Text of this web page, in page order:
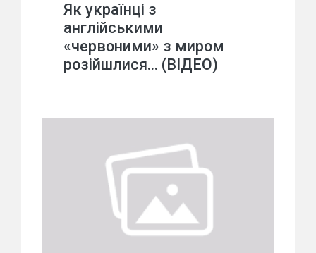
Як українці з
англійськими
«червоними» з миром
розійшлися… (ВІДЕО)